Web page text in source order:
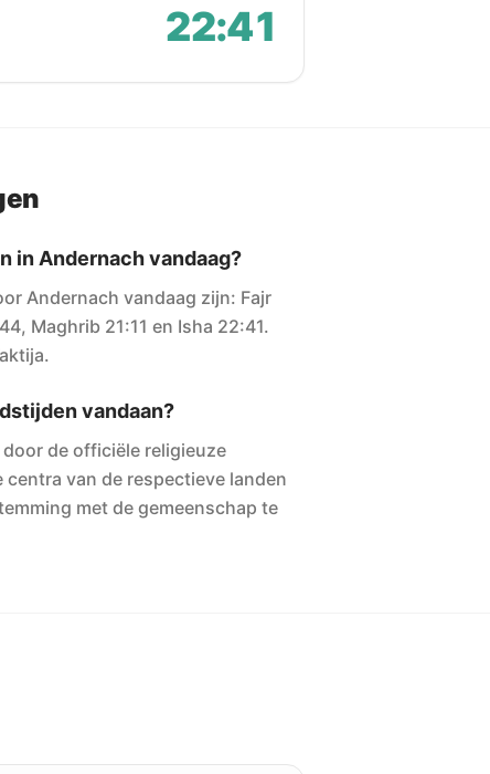
22:41
in Andernach vandaag?
Andernach vandaag zijn: Fajr
Maghrib 21:11 en Isha 22:41.
vandaan?
de officiële religieuze
van de respectieve landen
met de gemeenschap te